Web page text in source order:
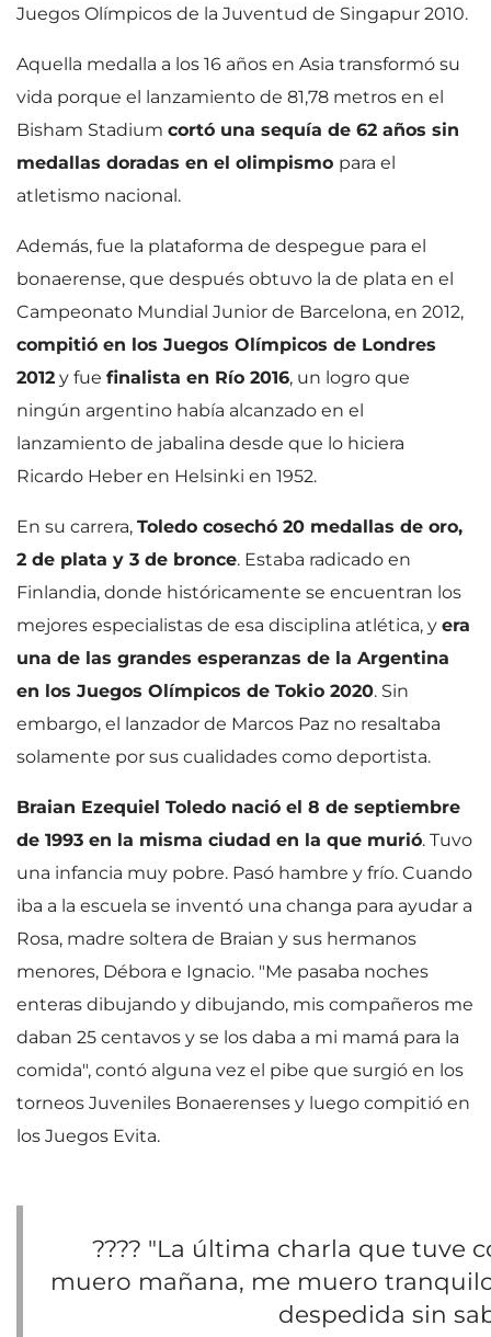
Juegos Olímpicos de la Juventud de Singapur 2010.
Aquella medalla a los 16 años en Asia transformó su
vida porque el lanzamiento de 81,78 metros en el
Bisham Stadium cortó una sequía de 62 años sin
medallas doradas en el olimpismo para el
atletismo nacional.
Además, fue la plataforma de despegue para el
bonaerense, que después obtuvo la de plata en el
Campeonato Mundial Junior de Barcelona, en 2012,
compitió en los Juegos Olímpicos de Londres
2012 y fue finalista en Río 2016, un logro que
ningún argentino había alcanzado en el
lanzamiento de jabalina desde que lo hiciera
Ricardo Heber en Helsinki en 1952.
En su carrera, Toledo cosechó 20 medallas de oro,
2 de plata y 3 de bronce. Estaba radicado en
Finlandia, donde históricamente se encuentran los
mejores especialistas de esa disciplina atlética, y era
una de las grandes esperanzas de la Argentina
en los Juegos Olímpicos de Tokio 2020. Sin
embargo, el lanzador de Marcos Paz no resaltaba
solamente por sus cualidades como deportista.
Braian Ezequiel Toledo nació el 8 de septiembre
de 1993 en la misma ciudad en la que murió. Tuvo
una infancia muy pobre. Pasó hambre y frío. Cuando
iba a la escuela se inventó una changa para ayudar a
Rosa, madre soltera de Braian y sus hermanos
menores, Débora e Ignacio. "Me pasaba noches
enteras dibujando y dibujando, mis compañeros me
daban 25 centavos y se los daba a mi mamá para la
comida", contó alguna vez el pibe que surgió en los
torneos Juveniles Bonaerenses y luego compitió en
los Juegos Evita.
???? "La última charla que tuve
muero mañana, me muero
despedida sin